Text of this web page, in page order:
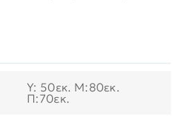
Y: 50εκ. M:80εκ.
Π:70εκ.